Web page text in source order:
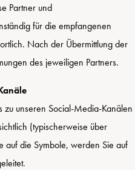
Partner und
für die empfangenen
Nach der Übermittlung der
des jeweiligen Partners.
unseren Social-Media-Kanälen
(typischerweise über
auf die Symbole, werden Sie auf